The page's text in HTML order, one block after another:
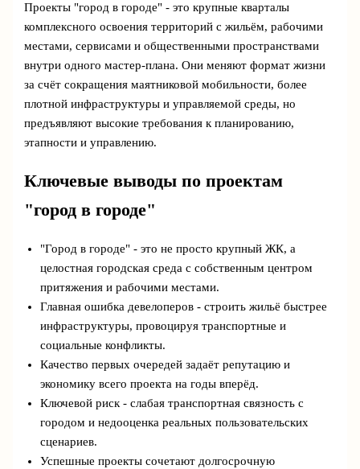
Проекты "город в городе" - это крупные кварталы
комплексного освоения территорий с жильём, рабочими
местами, сервисами и общественными пространствами
внутри одного мастер‑плана. Они меняют формат жизни
за счёт сокращения маятниковой мобильности, более
плотной инфраструктуры и управляемой среды, но
предъявляют высокие требования к планированию,
этапности и управлению.
Ключевые выводы по проектам
"город в городе"
"Город в городе" - это не просто крупный ЖК, а
целостная городская среда с собственным центром
притяжения и рабочими местами.
Главная ошибка девелоперов - строить жильё быстрее
инфраструктуры, провоцируя транспортные и
социальные конфликты.
Качество первых очередей задаёт репутацию и
экономику всего проекта на годы вперёд.
Ключевой риск - слабая транспортная связность с
городом и недооценка реальных пользовательских
сценариев.
Успешные проекты сочетают долгосрочную